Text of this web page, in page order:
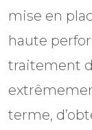
mise en
haute
traitement
terme,